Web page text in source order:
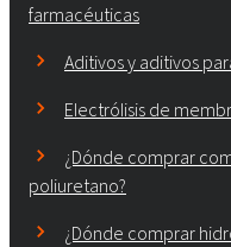
farmacéuticas
Aditivos y aditivos
Electrólisis de
¿Dónde comprar
poliuretano?
¿Dónde comprar